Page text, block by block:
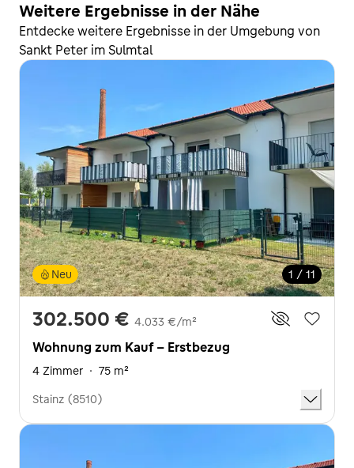
Weitere Ergebnisse in der Nähe
Entdecke weitere Ergebnisse in der Umgebung von
Sankt Peter im Sulmtal
1 / 11
Neu
302.500 € 4.033 €/m²
Wohnung zum Kauf - Erstbezug
4 Zimmer · 75 m²
Stainz (8510)